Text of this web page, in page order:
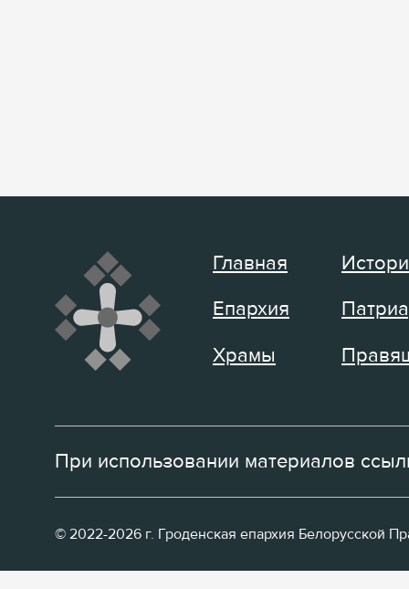
Главная
Епархия
Храмы
При использовании материалов
© 2022-2026 г. Гроденская епархия Белорусской